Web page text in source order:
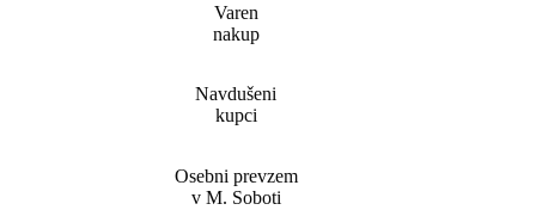
Varen
nakup
Navdušeni
kupci
Osebni prevzem
v M. Soboti